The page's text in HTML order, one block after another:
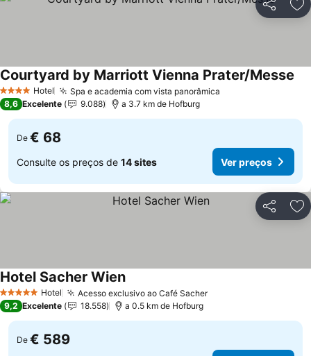
Partilhar
4 EstrelasHotel Spa e academia com vista panorâmica
Courtyard by Marriott Vienna Prater/Messe
8,6 Excelente 9.088 a 3.7 km de Hofburg
De € 68
Consulte os preços de 14 sites Ver preços
Partilhar
5 Estrelas Hotel Acesso exclusivo ao Café Sacher
Hotel Sacher Wien
9,2 Excelente 18.558 a 0.5 km de Hofburg
De € 589